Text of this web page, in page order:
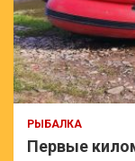
РЫБАЛКА
Первые